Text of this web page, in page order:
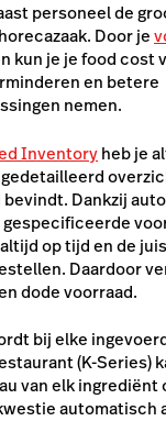
personeel de
Door je
kun je je food cost
en betere
nemen.
Inventoryheb je
bevindt. Dankzij
op tijd en de
Daardoor
dode voorraad.
bij elke
(K-Series)
van elk ingrediënt
automatisch